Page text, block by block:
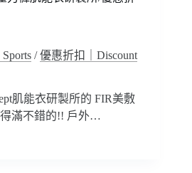
/優惠折扣｜Discount
肌能衣研製所的 FIR美敷
滿不錯的!! 戶外…